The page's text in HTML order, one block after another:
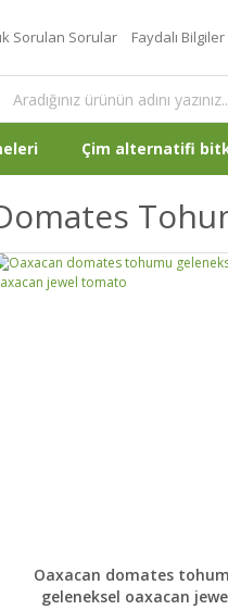
Sorulan Sorular Faydalı Bilgiler
Çim alternatifi
DETAYLAR SEPETE
Oaxacan domates
geleneksel oaxacan